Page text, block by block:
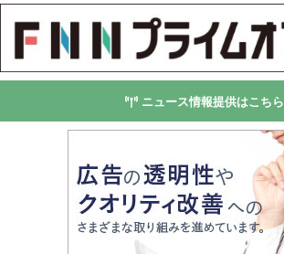
ニュース情報提供はこちら